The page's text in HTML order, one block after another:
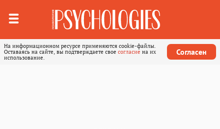
На информационном ресурсе применяются cookie-файлы.
Оставаясь на сайте, вы подтверждаете свое согласие на их
использование.
Согласен